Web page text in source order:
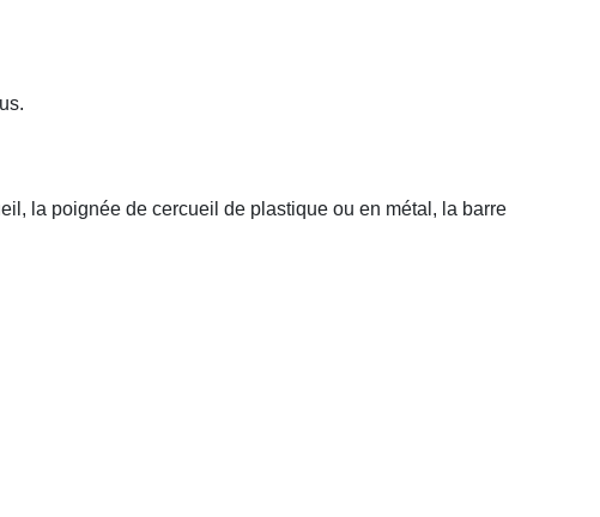
la poignée de cercueil de plastique ou en métal, la barre